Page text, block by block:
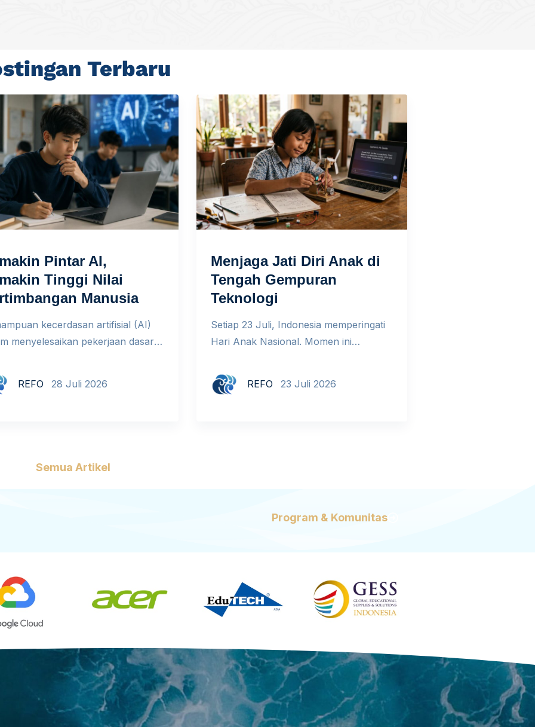
Terbaru
Pintar AI,
Tinggi Nilai
Manusia
kecerdasan artifisial (AI)
menyelesaikan pekerjaan dasar
tenaga kerja tingkat awal di
perusahaan. Dampak
REFO 28 Juli 2026
Menjaga Jati Diri Anak di
Tengah Gempuran
Teknologi
Setiap 23 Juli, Indonesia memperingati
Hari Anak Nasional. Momen ini
pesatnya perkembangan AI, anak tidak
hanya belajar menggunakan teknologi.
REFO 23 Juli 2026
Semua Artikel
Program & Komunitas